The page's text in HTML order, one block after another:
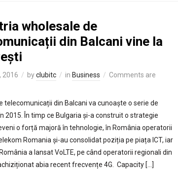
wholesale de
din Balcani vine la
2016 byclubitc in Business
Comments are
telecomunicații din Balcani va cunoaște o serie de
2015. În timp ce Bulgaria și-a construit o strategie
o forță majoră în tehnologie, în România operatorii
Romania și-au consolidat poziția pe piața ICT, iar
a lansat VoLTE, pe când operatorii regionali din
abia recent frecvențe 4G. Capacity […]